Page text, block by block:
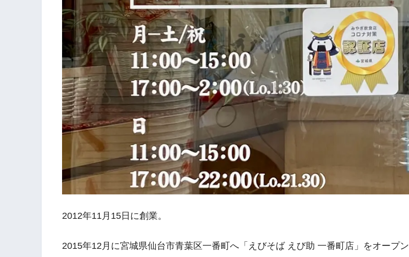
2012年11月15日に創業。
2015年12月に宮城県仙台市青葉区一番町へ「えびそば えび助 一番町店」をオープン